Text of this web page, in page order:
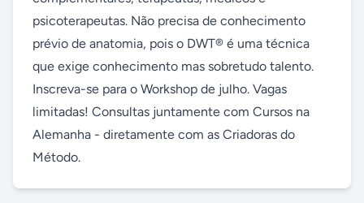
psicoterapeutas. Não precisa de conhecimento
prévio de anatomia, pois o DWT® é uma técnica
que exige conhecimento mas sobretudo talento.
Inscreva-se para o Workshop de julho. Vagas
limitadas! Consultas juntamente com Cursos na
Alemanha - diretamente com as Criadoras do
Método.